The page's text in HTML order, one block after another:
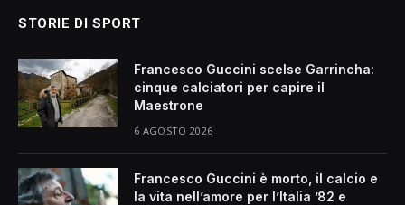
STORIE DI SPORT
Francesco Guccini scelse Garrincha:
cinque calciatori per capire il
Maestrone
6 AGOSTO 2026
Francesco Guccini è morto, il calcio e
la vita nell’amore per l’Italia ’82 e